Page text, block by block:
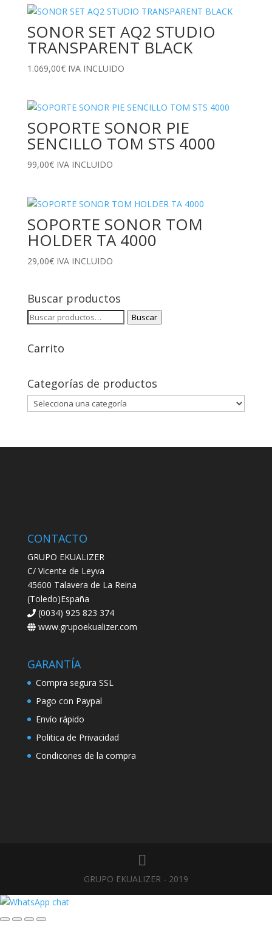
SONOR SET AQ2 STUDIO
TRANSPARENT BLACK
1.069,00€ IVA INCLUIDO
SOPORTE SONOR PIE
SENCILLO TOM STS 4000
99,00€ IVA INCLUIDO
SOPORTE SONOR TOM
HOLDER TA 4000
29,00€ IVA INCLUIDO
Buscar productos
Buscar
Buscar
Carrito
Categorías de productos
CONTACTO
GRUPO EKUALIZER
C/ Vicente de Leyva
45600 Talavera de La Reina
(Toledo)España
(0034) 925 823 374
www.grupoekualizer.com
GARANTÍA
Compra segura SSL
Pago con Paypal
Envío rápido
Politica de Privacidad
Condicones de la compra
GRUPO EKUALIZER - 2019